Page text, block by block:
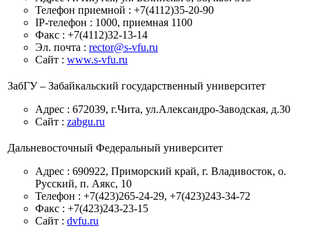
Телефон приемной : +7(4112)35-20-90
IP-телефон : 1000, приемная 1100
Факс : +7(4112)32-13-14
Эл. почта : rector@s-vfu.ru
Сайт : www.s-vfu.ru
ЗабГУ – Забайкальский государственный университет
Адрес : 672039, г.Чита, ул.Александро-Заводская, д.30
Сайт : zabgu.ru
Дальневосточный Федеральный университет
Адрес : 690922, Приморский край, г. Владивосток, о.
Русский, п. Аякс, 10
Телефон : +7(423)265-24-29, +7(423)243-34-72
Факс : +7(423)243-23-15
Сайт : dvfu.ru